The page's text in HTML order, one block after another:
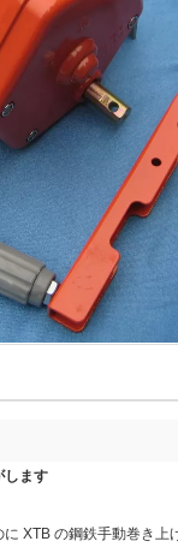
します
XTB の鋼鉄手動巻き上